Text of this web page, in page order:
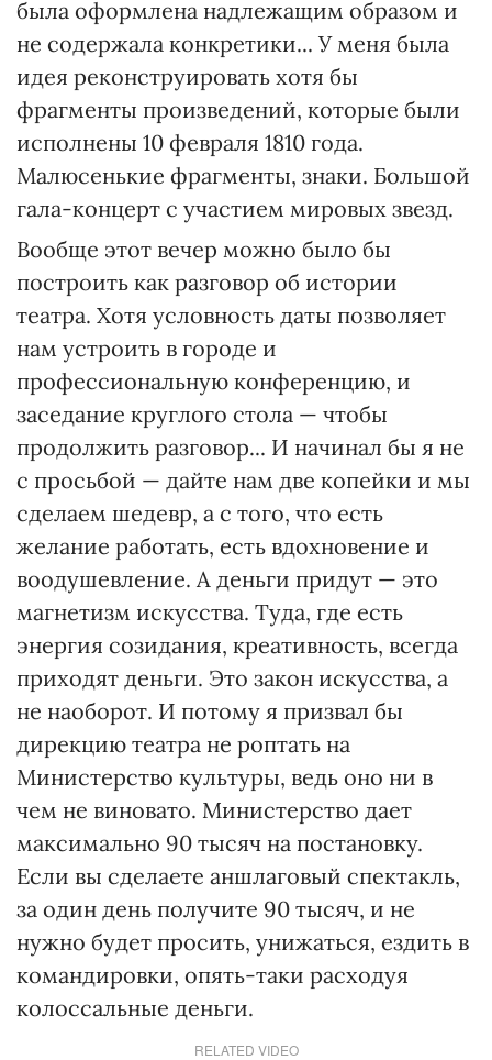
была оформлена надлежащим образом и
не содержала конкретики... У меня была
идея реконструировать хотя бы
фрагменты произведений, которые были
исполнены 10 февраля 1810 года.
Малюсенькие фрагменты, знаки. Большой
гала-концерт с участием мировых звезд.
Вообще этот вечер можно было бы
построить как разговор об истории
театра. Хотя условность даты позволяет
нам устроить в городе и
профессиональную конференцию, и
заседание круглого стола — чтобы
продолжить разговор... И начинал бы я не
с просьбой — дайте нам две копейки и мы
сделаем шедевр, а с того, что есть
желание работать, есть вдохновение и
воодушевление. А деньги придут — это
магнетизм искусства. Туда, где есть
энергия созидания, креативность, всегда
приходят деньги. Это закон искусства, а
не наоборот. И потому я призвал бы
дирекцию театра не роптать на
Министерство культуры, ведь оно ни в
чем не виновато. Министерство дает
максимально 90 тысяч на постановку.
Если вы сделаете аншлаговый спектакль,
за один день получите 90 тысяч, и не
нужно будет просить, унижаться, ездить в
командировки, опять-таки расходуя
колоссальные деньги.
RELATED VIDEO